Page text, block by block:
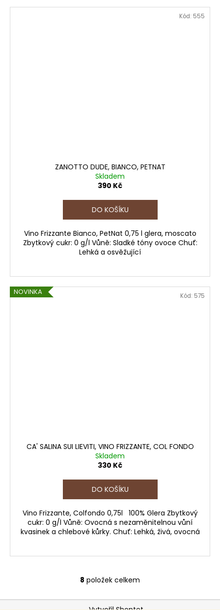
ZANOTTO DUDE, BIANCO, PETNAT
Skladem
390 Kč
DO KOŠÍKU
Vino Frizzante Bianco, PetNat 0,75 l glera, moscato
Zbytkový cukr: 0 g/l Vůně: Sladké tóny ovoce Chuť:
Lehká a osvěžující
Kód: 555
NOVINKA
CA' SALINA SUI LIEVITI, VINO FRIZZANTE, COL FONDO
Skladem
330 Kč
DO KOŠÍKU
Vino Frizzante, Colfondo 0,75l 100% Glera Zbytkový
cukr: 0 g/l Vůně: Ovocná s nezaměnitelnou vůní
kvasinek a chlebové kůrky. Chuť: Lehká, živá, ovocná
Kód: 575
O
v
l
8 položek celkem
Z